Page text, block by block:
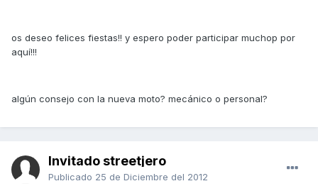
os deseo felices fiestas!! y espero poder participar muchop por
aquí!!!
algún consejo con la nueva moto? mecánico o personal?
Invitado streetjero
Publicado 25 de Diciembre del 2012